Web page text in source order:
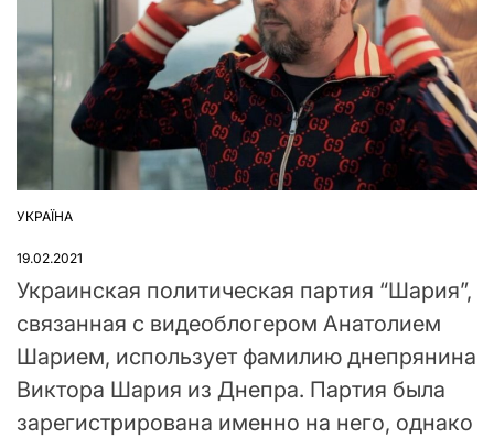
ОПУБЛІКУВАТИ
УКРАЇНА
19.02.2021
Украинская политическая партия “Шария”,
связанная с видеоблогером Анатолием
Шарием, использует фамилию днепрянина
Виктора Шария из Днепра. Партия была
зарегистрирована именно на него, однако